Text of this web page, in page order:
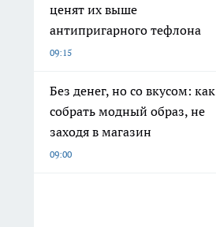
ценят их выше
антипригарного тефлона
09:15
Без денег, но со вкусом: как
собрать модный образ, не
заходя в магазин
09:00